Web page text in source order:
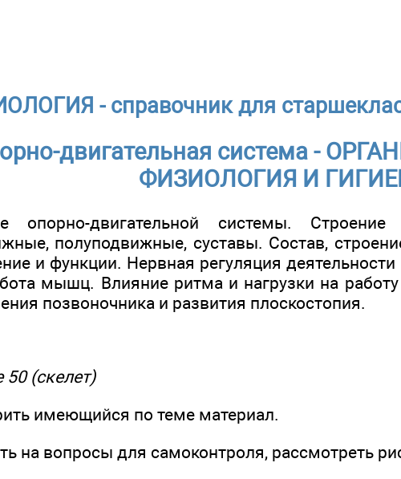
- справочник для
двигательная система -
ФИЗИОЛОГИЯ И
опорно-двигательной системы.
полуподвижные, суставы. Состав,
и функции. Нервная регуляция
мышц. Влияние ритма и нагрузки на
позвоночника и развития плоскостопия.
50 (скелет)
имеющийся по теме материал.
на вопросы для самоконтроля, рассмотреть